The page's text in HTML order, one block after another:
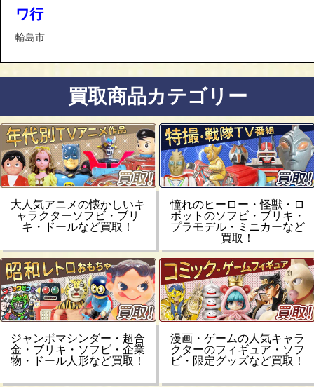
ワ行
輪島市
買取商品カテゴリー
大人気アニメの懐かしいキ
ャラクターソフビ・ブリ
キ・ドールなど買取！
憧れのヒーロー・怪獣・ロ
ボットのソフビ・ブリキ・
プラモデル・ミニカーなど
買取！
ジャンボマシンダー・超合
金・ブリキ・ソフビ・企業
物・ドール人形など買取！
漫画・ゲームの人気キャラ
クターのフィギュア・ソフ
ビ・限定グッズなど買取！